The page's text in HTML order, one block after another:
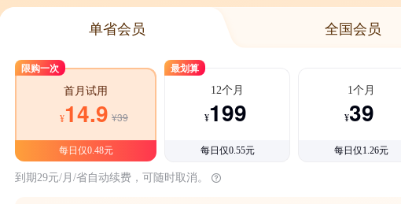
单省会员 全国会员
限购一次
首月试用
¥14.9 ¥39
每日仅0.48元
最划算
12个月
¥199
每日仅0.55元
1个月
¥39
每日仅1.26元
到期29元/月/省自动续费，可随时取消。